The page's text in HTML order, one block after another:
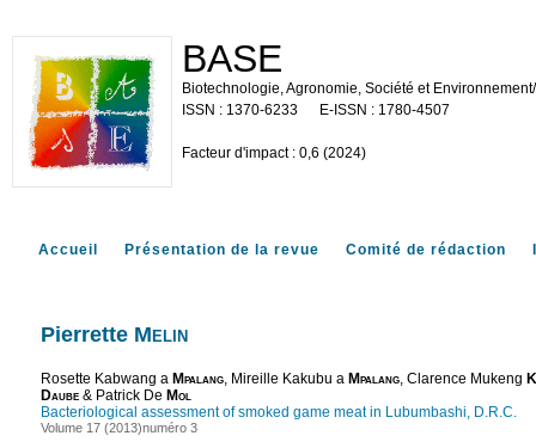
BASE
Biotechnologie, Agronomie, Société et
1370-6233
1780-4507
Facteur d'impact : 0,6 (2024)
Accueil Présentation de la revue Comité de rédaction
Pierrette Melin
Rosette Kabwang a Mpalang, Mireille Kakubu a Mpalang, Clarence Mukeng
Daube & Patrick De Mol
Bacteriological assessment of smoked game meat in Lubumbashi, D.R.C.
Volume 17 (2013)numéro 3